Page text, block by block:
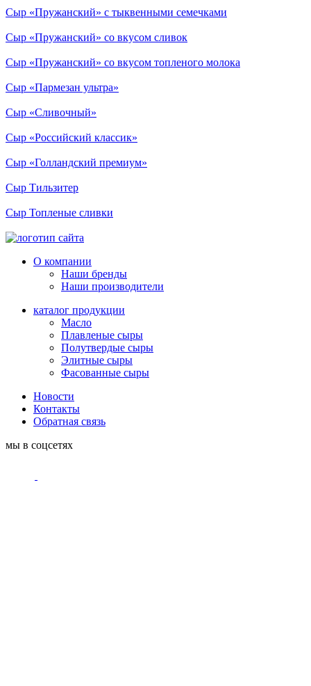
Сыр «Пружанский» с тыквенными семечками
Сыр «Пружанский» со вкусом сливок
Сыр «Пружанский» со вкусом топленого молока
Сыр «Пармезан ультра»
Сыр «Сливочный»
Сыр «Российский классик»
Сыр «Голландский премиум»
Сыр Тильзитер
Сыр Топленые сливки
О компании
Наши бренды
Наши производители
каталог продукции
Масло
Плавленые сыры
Полутвердые сыры
Элитные сыры
Фасованные сыры
Новости
Контакты
Обратная связь
мы в соцсетях